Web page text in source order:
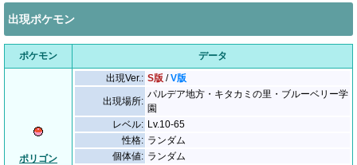
出現ポケモン
ポケモン データ
ポリゴン
出現Ver.: S版 /V版
出現場所:
パルデア地方・キタカミの里・ブルーベリー学
園
レベル: Lv.10-65
性格: ランダム
個体値: ランダム